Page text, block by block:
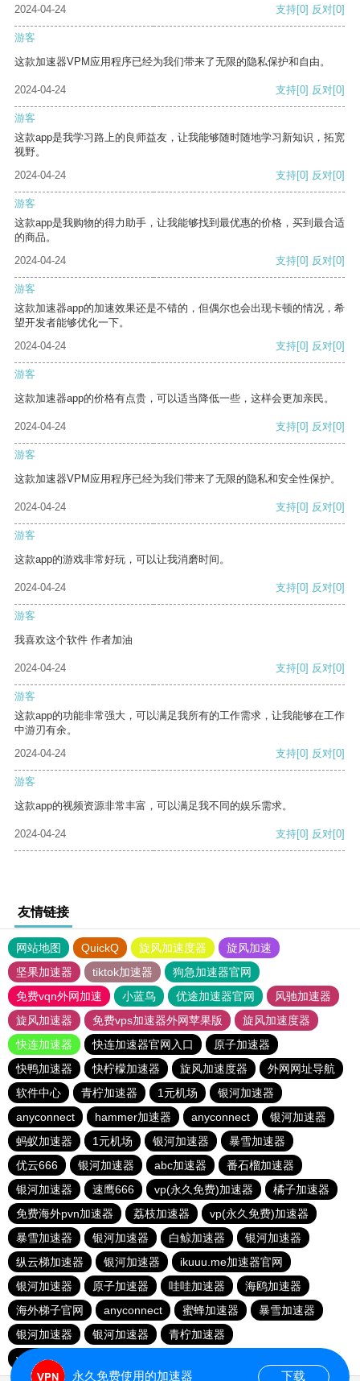
2024-04-24 支持[0] 反对[0]
游客
这款加速器VPM应用程序已经为我们带来了无限的隐私保护和自由。
2024-04-24 支持[0] 反对[0]
游客
这款app是我学习路上的良师益友，让我能够随时随地学习新知识，拓宽
视野。
2024-04-24
支持[0] 反对[0]
游客
这款app是我购物的得力助手，让我能够找到最优惠的价格，买到最合适
的商品。
2024-04-24
支持[0] 反对[0]
游客
这款加速器app的加速效果还是不错的，但偶尔也会出现卡顿的情况，希
望开发者能够优化一下。
2024-04-24
支持[0] 反对[0]
游客
这款加速器app的价格有点贵，可以适当降低一些，这样会更加亲民。
2024-04-24 支持[0] 反对[0]
游客
这款加速器VPM应用程序已经为我们带来了无限的隐私和安全性保护。
2024-04-24 支持[0] 反对[0]
游客
这款app的游戏非常好玩，可以让我消磨时间。
2024-04-24 支持[0] 反对[0]
游客
我喜欢这个软件 作者加油
2024-04-24 支持[0] 反对[0]
游客
这款app的功能非常强大，可以满足我所有的工作需求，让我能够在工作
中游刃有余。
2024-04-24
支持[0] 反对[0]
游客
这款app的视频资源非常丰富，可以满足我不同的娱乐需求。
2024-04-24 支持[0] 反对[0]
友情链接
网站地图 QuickQ 旋风加速度器
旋风加速
坚果加速器
tiktok加速器
狗急加速器官网
免费vqn外网加速
小蓝鸟 优途加速器官网
风驰加速器
旋风加速器
免费vps加速器外网苹果版
旋风加速度器
快连加速器
快连加速器官网入口
原子加速器
快鸭加速器
快柠檬加速器 旋风加速度器
外网网址导航
软件中心
青柠加速器 1元机场
银河加速器
anyconnect
hammer加速器 anyconnect
银河加速器
蚂蚁加速器
1元机场 银河加速器
暴雪加速器
优云666
银河加速器 abc加速器
番石榴加速器
银河加速器
速鹰666 vp(永久免费)加速器
橘子加速器
免费海外pvn加速器
荔枝加速器
vp(永久免费)加速器
暴雪加速器
银河加速器 白鲸加速器
银河加速器
纵云梯加速器
银河加速器
ikuuu.me加速器官网
银河加速器
原子加速器 哇哇加速器
海鸥加速器
海外梯子官网
anyconnect 蜜蜂加速器
暴雪加速器
银河加速器
银河加速器
青柠加速器
vp(永久免费)加速器
永久免费使用的加速器 下载